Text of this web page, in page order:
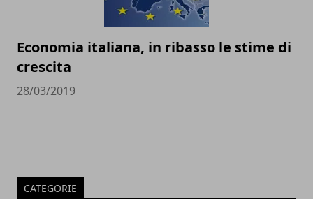
Economia italiana, in ribasso le stime di
crescita
28/03/2019
CATEGORIE